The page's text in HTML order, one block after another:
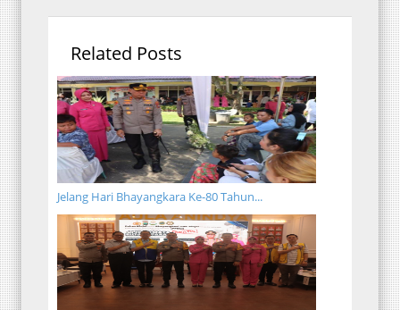
Related Posts
Jelang Hari Bhayangkara Ke-80 Tahun...